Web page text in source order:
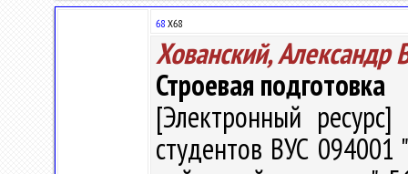
68 Х68
Хованский, Александр
Строевая подготовка
[Электронный
студентов ВУС